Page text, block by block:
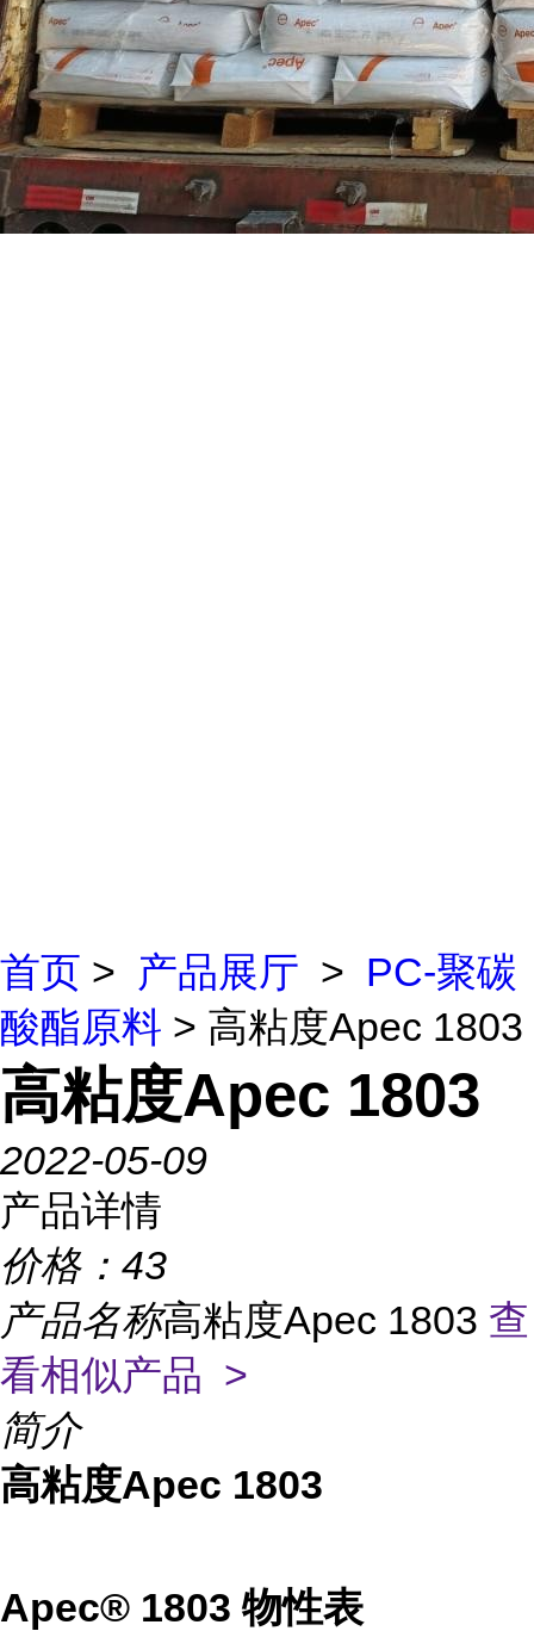
首页 > 产品展厅 > PC-聚碳
酸酯原料 > 高粘度Apec 1803
高粘度Apec 1803
2022-05-09
产品详情
价格： 43
产品名称高粘度Apec 1803 查
看相似产品 >
简介
高粘度Apec 1803
Apec® 1803 物性表